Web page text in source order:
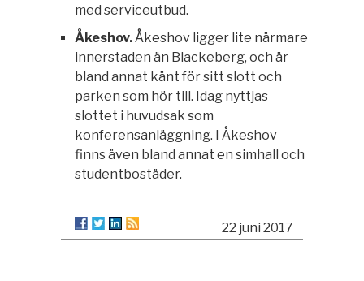
med serviceutbud.
Åkeshov.Åkeshov ligger lite närmare
innerstaden än Blackeberg, och är
bland annat känt för sitt slott och
parken som hör till. Idag nyttjas
slottet i huvudsak som
konferensanläggning. I Åkeshov
finns även bland annat en simhall och
studentbostäder.
22 juni 2017